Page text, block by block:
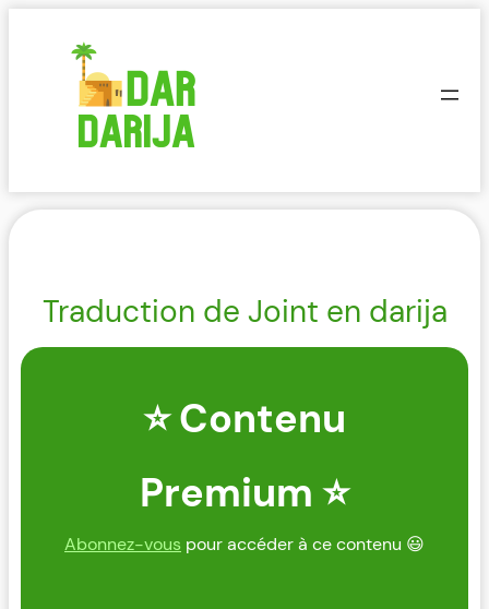
Traduction de Joint en darija
⭐ Contenu
Premium ⭐
Abonnez-vous pour accéder à ce contenu 😃